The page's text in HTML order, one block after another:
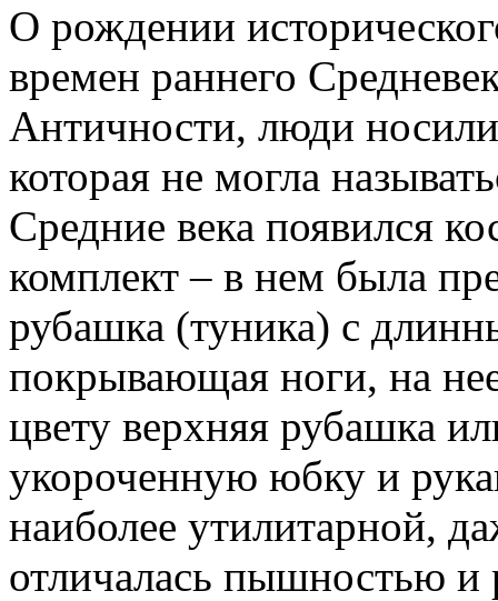
О рождении
времен раннего
Античности, люди
которая не могла
Средние века появился
комплект – в нем была
рубашка (туника) с
покрывающая ноги, на
цвету верхняя рубашка
укороченную юбку и
наиболее утилитарной,
отличалась пышностью и